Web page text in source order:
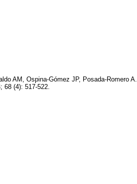
AM, Ospina-Gómez JP, Posada-Romero A.
68 (4): 517-522.